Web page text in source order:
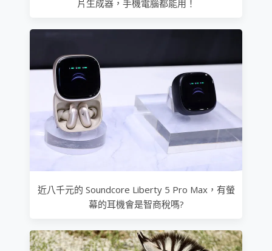
片生成器，手機電腦都能用！
近八千元的 Soundcore Liberty 5 Pro Max，有螢
幕的耳機會是智商稅嗎?